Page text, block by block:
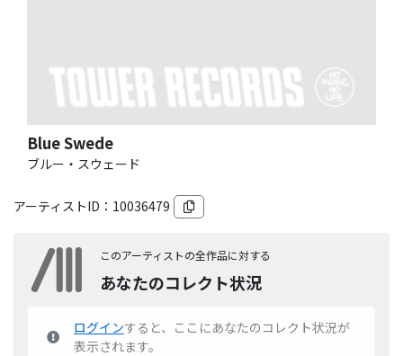
Blue Swede
ブルー・スウェード
アーティストID： 10036479
このアーティストの全作品に対する
あなたのコレクト状況
ログインすると、ここにあなたのコレクト状況が
表示されます。